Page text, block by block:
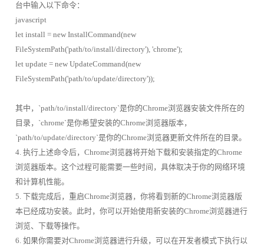
台中输入以下命令：
javascript
let install = new InstallCommand(new
FileSystemPath('path/to/install/directory'), 'chrome');
let update = new UpdateCommand(new
FileSystemPath('path/to/update/directory'));
其中，`path/to/install/directory`是你的Chrome浏览器安装文件所在的
目录，`chrome`是你希望安装的Chrome浏览器版本，
`path/to/update/directory`是你的Chrome浏览器更新文件所在的目录。
4. 执行上述命令后，Chrome浏览器将开始下载和安装指定的Chrome
浏览器版本。这个过程可能需要一些时间，具体取决于你的网络环境
和计算机性能。
5. 下载完成后，重启Chrome浏览器，你将看到新的Chrome浏览器版
本已经成功安装。此时，你可以开始使用新安装的Chrome浏览器进行
浏览、下载等操作。
6. 如果你需要对Chrome浏览器进行升级，可以在开发者模式下执行以